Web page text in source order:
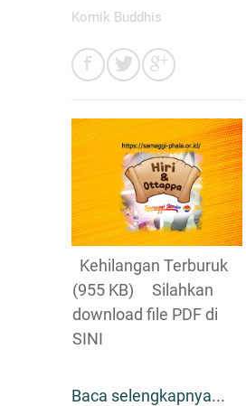
Komik Buddhis
Kehilangan Terburuk
(955 KB) Silahkan
download file PDF di
SINI
Baca selengkapnya...